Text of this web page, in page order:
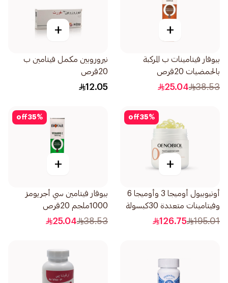
+
بيوفار فيتامينات ب المركبة
بالحمضيات 20قرص
38.53
25.04
+
نيروروبين مكمل فيتامين ب
20قرص
12.05
35%
off
+
أونيوبيول أوميجا 3 وأوميجا 6
وفيتامينات متعددة 30كبسولة
195.01
126.75
35%
off
+
بيوفار فيتامين سي أجريومز
1000ملجم 20قرص
38.53
25.04